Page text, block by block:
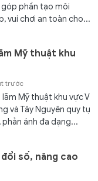
phần tạo môi
vui chơi an toàn cho...
Mỹ thuật khu
trước
Mỹ thuật khu vực V
và Tây Nguyên quy tụ
ánh đa dạng...
số, nâng cao